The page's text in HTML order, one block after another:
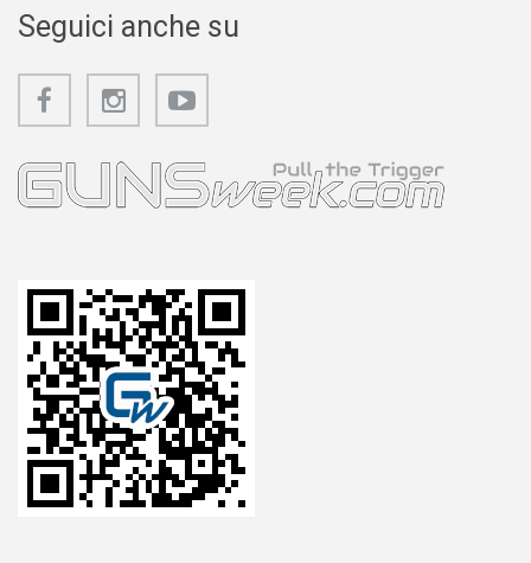
Seguici anche su